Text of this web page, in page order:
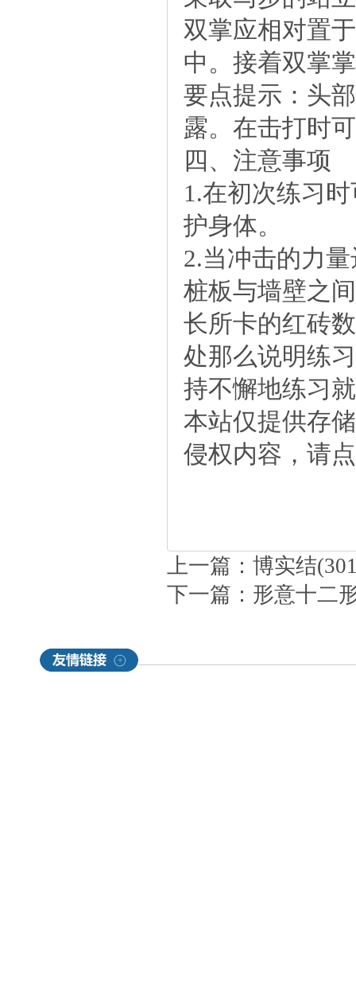
双掌应相对置
中。接着双掌
要点提示：头
露。在击打时
四、注意事项
1.在初次练习
护身体。
2.当冲击的力
桩板与墙壁之
长所卡的红砖
处那么说明练
持不懈地练习
本站仅提供存
侵权内容，请
上一篇： 博实结
下一篇： 形意十二